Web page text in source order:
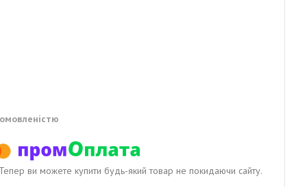
Тепер ви можете купити будь-який товар не покидаючи сайту.